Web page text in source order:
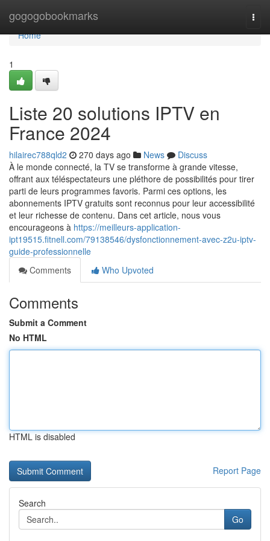
gogogobookmarks
Home
Home
1
Liste 20 solutions IPTV en
France 2024
hilairec788qld2 270 days ago News
Discuss
À le monde connecté, la TV se transforme à grande vitesse,
offrant aux téléspectateurs une pléthore de possibilités pour tirer
parti de leurs programmes favoris. Parmi ces options, les
abonnements IPTV gratuits sont reconnus pour leur accessibilité
et leur richesse de contenu. Dans cet article, nous vous
encourageons à https://meilleurs-application-
ipt19515.fitnell.com/79138546/dysfonctionnement-avec-z2u-iptv-
guide-professionnelle
Comments
Who Upvoted
Comments
Submit a Comment
No HTML
HTML is disabled
Report Page
Search
Go